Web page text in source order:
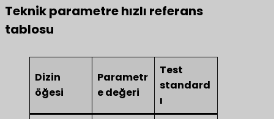
Teknik parametre hızlı referans
tablosu
Dizin
öğesi
Parametr
e değeri
Test
standard
ı